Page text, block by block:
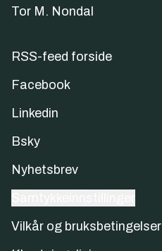
Tor M. Nondal
RSS-feed forside
Facebook
Linkedin
Bsky
Nyhetsbrev
Vilkår og bruksbetingelser